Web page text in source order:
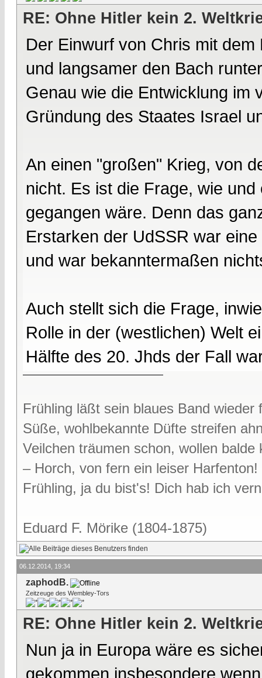
RE: Ohne Hitler kein 2.
Der Einwurf von Chris mit
und langsamer den Bach
Genau wie die Entwicklung im
Gründung des Staates Israel
An einen "großen" Krieg, von
nicht. Es ist die Frage, wie
gegangen wäre. Denn das
Erstarken der UdSSR war
und war bekanntermaßen
Auch stellt sich die Frage,
Rolle in der (westlichen) Welt
Hälfte des 20. Jhds der Fall
Frühling läßt sein blaues Band wieder
Süße, wohlbekannte Düfte streifen
Veilchen träumen schon, wollen balde
– Horch, von fern ein leiser Harfenton!
Frühling, ja du bist's! Dich hab ich
Eduard F. Mörike (1804-1875)
06.12.2014, 19:34
zaphodB.
Zeitzeuge des Wembley-Tors
RE: Ohne Hitler kein 2.
Nun ja in Europa wäre es
gekommen,insbesondere